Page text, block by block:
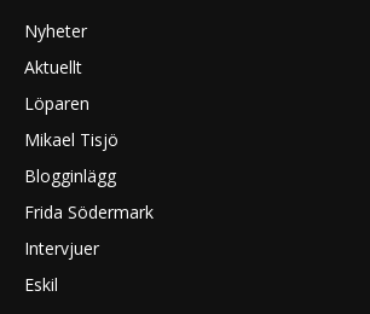
Nyheter
Aktuellt
Löparen
Mikael Tisjö
Blogginlägg
Frida Södermark
Intervjuer
Eskil